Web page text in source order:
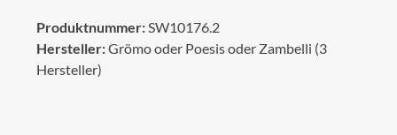
Produktnummer:SW10176.2
Hersteller:Grömo oder Poesis oder Zambelli (3
Hersteller)